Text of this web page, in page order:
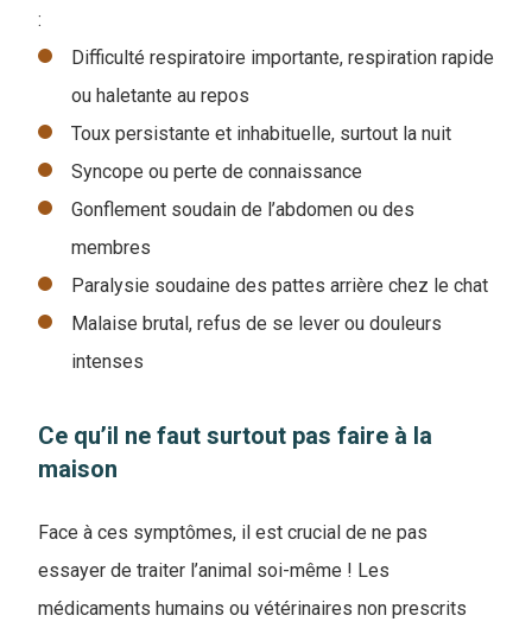
:
Difficulté respiratoire importante, respiration rapide
ou haletante au repos
Toux persistante et inhabituelle, surtout la nuit
Syncope ou perte de connaissance
Gonflement soudain de l’abdomen ou des
membres
Paralysie soudaine des pattes arrière chez le chat
Malaise brutal, refus de se lever ou douleurs
intenses
Ce qu’il ne faut surtout pas faire à la
maison
Face à ces symptômes, il est crucial de ne pas
essayer de traiter l’animal soi-même ! Les
médicaments humains ou vétérinaires non prescrits